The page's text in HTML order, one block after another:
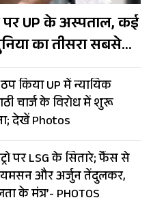
UP के अस्पताल, कई
का तीसरा सबसे
किया UP में न्यायिक
चार्ज के विरोध में शुरू
देखें Photos
पर LSG के सितारे; फैंस से
और अर्जुन तेंदुलकर,
के मंत्र’- PHOTOS